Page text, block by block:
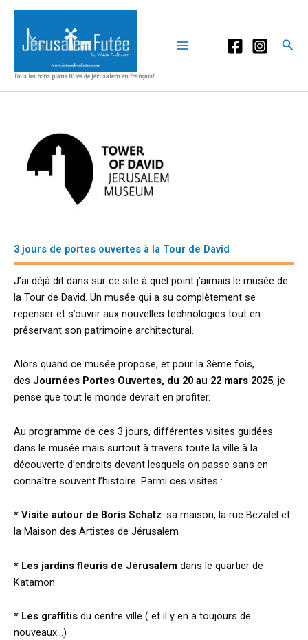
Aller
contenu
Tous les bons plans fûtés de Jérusalem en français!
3 jours de portes ouvertes à la Tour de David
J’ai déjà dit dans sur ce site à quel point j’aimais le musée de
la Tour de David. Un musée qui a su complètement se
repenser et s’ouvrir aux nouvelles technologies tout en
préservant son patrimoine architectural.
Alors quand ce musée propose, et pour la 3ème fois,
des Journées Portes Ouvertes, du 20 au 22 mars 2025, je
pense que tout le monde devrait en profiter.
Au programme de ces 3 jours, différentes visites guidées
dans le musée mais surtout à travers toute la ville à la
découverte d’endroits devant lesquels on passe sans en
connaître souvent l’histoire. Parmi ces visites :
* Visite autour de Boris Schatz: sa maison, la rue Bezalel et
la Maison des Artistes de Jérusalem
* Les jardins fleuris de Jérusalem dans le quartier de
Katamon
* Les graffitis du centre ville ( et il y en a toujours de
nouveaux…)